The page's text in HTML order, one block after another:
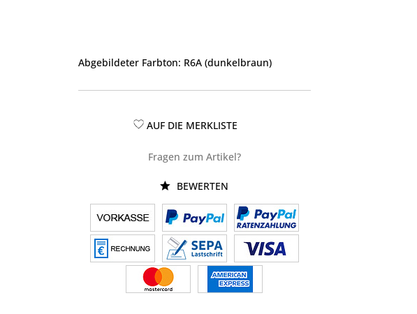
Abgebildeter Farbton: R6A (dunkelbraun)
AUF DIE MERKLISTE
Fragen zum Artikel?
BEWERTEN